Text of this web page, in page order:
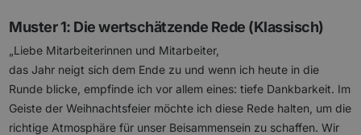
Muster 1: Die wertschätzende Rede (Klassisch)
„Liebe Mitarbeiterinnen und Mitarbeiter,
das Jahr neigt sich dem Ende zu und wenn ich heute in die
Runde blicke, empfinde ich vor allem eines: tiefe Dankbarkeit. Im
Geiste der Weihnachtsfeier möchte ich diese Rede halten, um die
richtige Atmosphäre für unser Beisammensein zu schaffen. Wir